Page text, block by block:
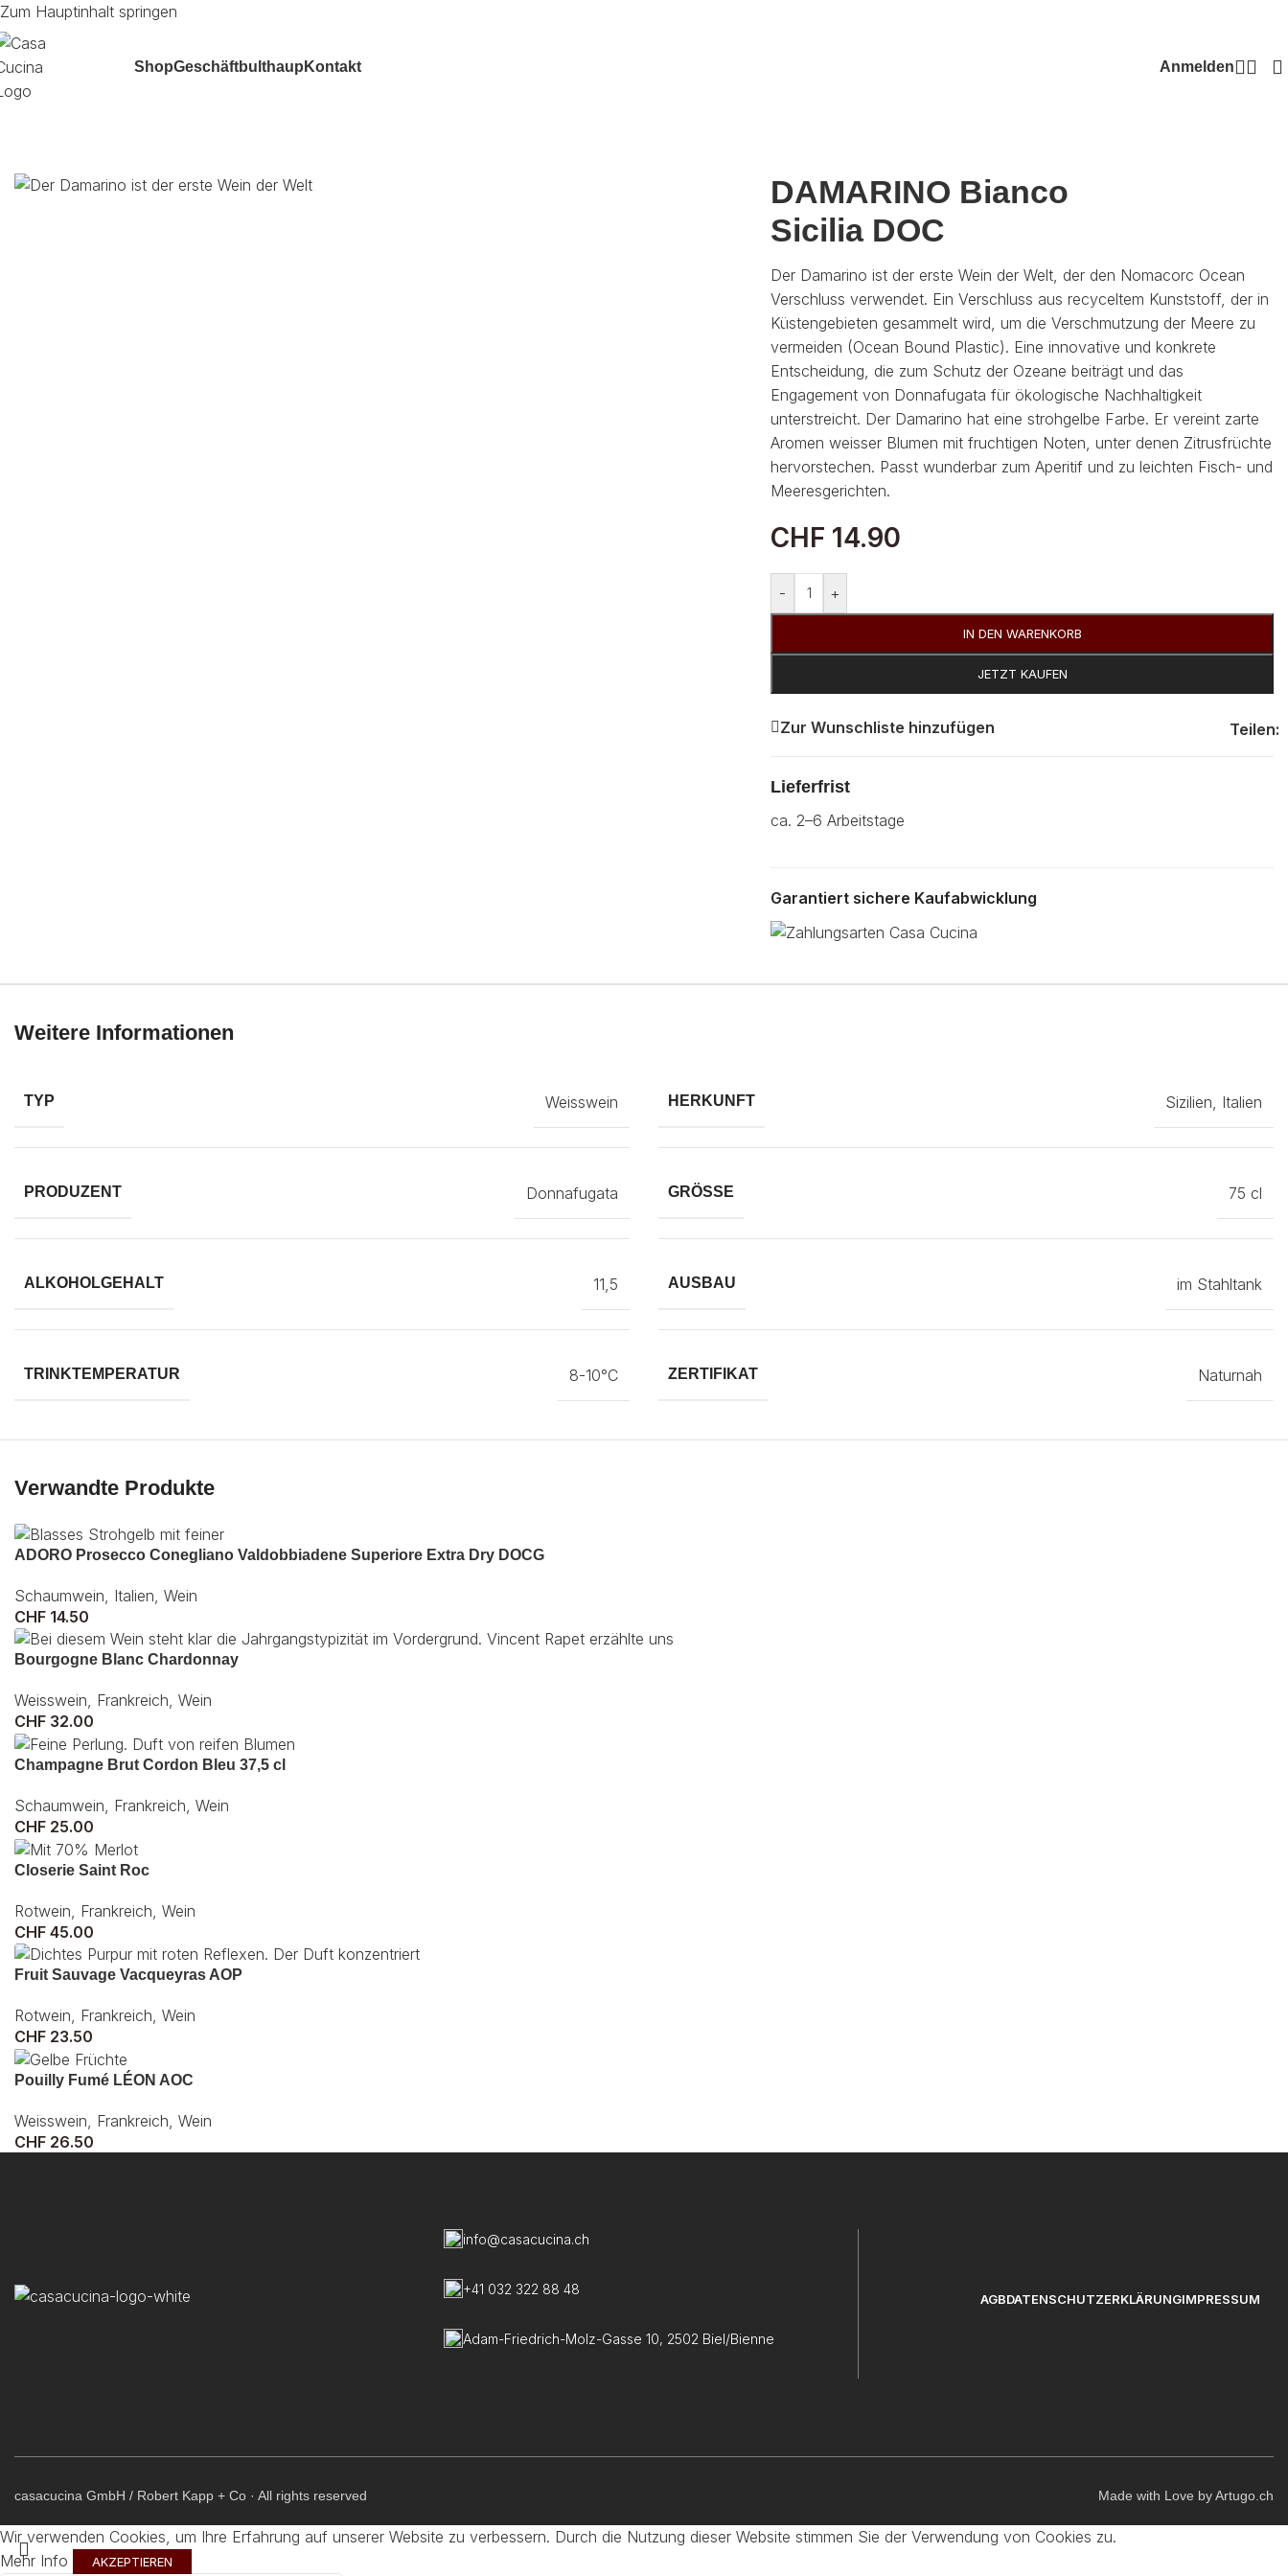
Zum Hauptinhalt springen
ShopGeschäftbulthaup Kontakt Anmelden
Start
DAMARINO Bianco
Sicilia DOC
Der Damarino ist der erste Wein der Welt, der den Nomacorc Ocean
Verschluss verwendet. Ein Verschluss aus recyceltem Kunststoff, der in
Küstengebieten gesammelt wird, um die Verschmutzung der Meere zu
vermeiden (Ocean Bound Plastic). Eine innovative und konkrete
Entscheidung, die zum Schutz der Ozeane beiträgt und das
Engagement von Donnafugata für ökologische Nachhaltigkeit
unterstreicht. Der Damarino hat eine strohgelbe Farbe. Er vereint zarte
Aromen weisser Blumen mit fruchtigen Noten, unter denen Zitrusfrüchte
hervorstechen. Passt wunderbar zum Aperitif und zu leichten Fisch- und
Meeresgerichten.
CHF 14.90
- +
IN DEN WARENKORB
JETZT KAUFEN
Zur Wunschliste hinzufügen Teilen:
Lieferfrist
ca. 2–6 Arbeitstage
Garantiert sichere Kaufabwicklung
Weitere Informationen
TYP Weisswein HERKUNFT Sizilien, Italien
PRODUZENT Donnafugata GRÖSSE 75 cl
ALKOHOLGEHALT 11,5 AUSBAU im Stahltank
TRINKTEMPERATUR 8-10°C ZERTIFIKAT Naturnah
Verwandte Produkte
ADORO Prosecco Conegliano Valdobbiadene Superiore Extra Dry DOCG
Schaumwein Italien Wein
CHF 14.50
Bourgogne Blanc Chardonnay
Weisswein, Frankreich, Wein
CHF 32.00
Champagne Brut Cordon Bleu 37,5 cl
Schaumwein, Frankreich, Wein
CHF 25.00
Closerie Saint Roc
Rotwein Frankreich Wein
CHF 45.00
Fruit Sauvage Vacqueyras AOP
Rotwein, Frankreich, Wein
CHF 23.50
Pouilly Fumé LÉON AOC
Weisswein Frankreich Wein
CHF 26.50
info@casacucina.ch
+41 032 322 88 48
Adam-Friedrich-Molz-Gasse 10, 2502 Biel/Bienne
AGBDATENSCHUTZERKLÄRUNGIMPRESSUM
casacucina GmbH / Robert Kapp + Co · All rights reserved Made with Love by Artugo.ch
Wir verwenden Cookies, um Ihre Erfahrung auf unserer Website zu verbessern. Durch die Nutzung dieser Website stimmen Sie der Verwendung von Cookies zu.
Mehr Info
AKZEPTIEREN